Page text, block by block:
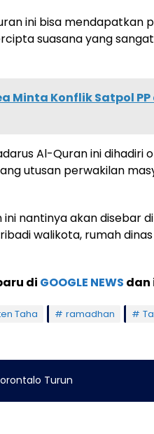
ini bisa mendapatkan
suasana yang
Minta Konflik Satpol
Al-Quran ini dihadiri
utusan perwakilan
nantinya akan disebar
walikota, rumah
di GOOGLE NEWS dan
Taha ramadhan
Turun